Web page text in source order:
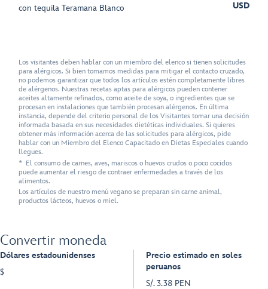
con tequila Teramana Blanco
USD
Los visitantes deben hablar con un miembro del elenco si tienen solicitudes
para alérgicos. Si bien tomamos medidas para mitigar el contacto cruzado,
no podemos garantizar que todos los artículos estén completamente libres
de alérgenos. Nuestras recetas aptas para alérgicos pueden contener
aceites altamente refinados, como aceite de soya, o ingredientes que se
procesan en instalaciones que también procesan alérgenos. En última
instancia, depende del criterio personal de los Visitantes tomar una decisión
informada basada en sus necesidades dietéticas individuales. Si quieres
obtener más información acerca de las solicitudes para alérgicos, pide
hablar con un Miembro del Elenco Capacitado en Dietas Especiales cuando
llegues.
* El consumo de carnes, aves, mariscos o huevos crudos o poco cocidos
puede aumentar el riesgo de contraer enfermedades a través de los
alimentos.
Los artículos de nuestro menú vegano se preparan sin carne animal,
productos lácteos, huevos o miel.
Convertir moneda
Dólares estadounidenses
$
Precio estimado en soles
peruanos
S/. 3.38 PEN